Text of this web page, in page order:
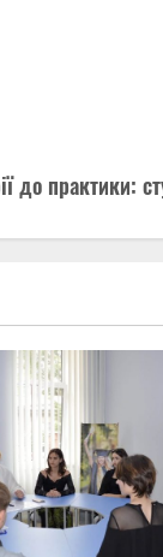
до практики: